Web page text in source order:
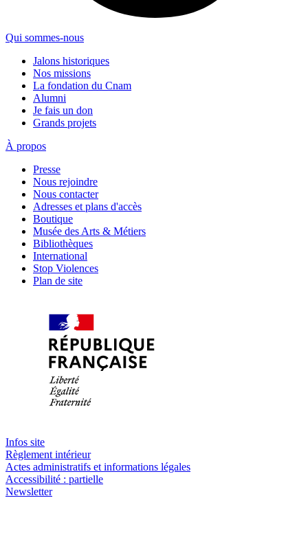
Qui sommes-nous
Jalons historiques
Nos missions
La fondation du Cnam
Alumni
Je fais un don
Grands projets
À propos
Presse
Nous rejoindre
Nous contacter
Adresses et plans d'accès
Boutique
Musée des Arts & Métiers
Bibliothèques
International
Stop Violences
Plan de site
Infos site
Règlement intérieur
Actes administratifs et informations légales
Accessibilité : partielle
Newsletter